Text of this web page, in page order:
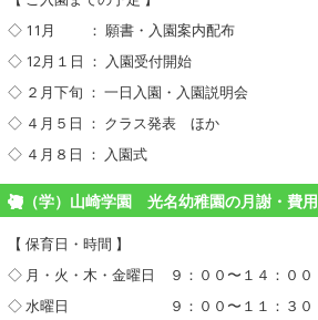
◇ 11月 ： 願書・入園案内配布
◇ 12月１日 ： 入園受付開始
◇ ２月下旬 ： 一日入園・入園説明会
◇ ４月５日 ： クラス発表 ほか
◇ ４月８日 ： 入園式
（学）山崎学園 光名幼稚園の月謝・費用
【 保育日・時間 】
◇ 月・火・木・金曜日 ９：００〜１４：００
◇ 水曜日 ９：００〜１１：３０